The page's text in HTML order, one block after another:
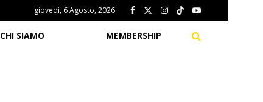
giovedì, 6 Agosto, 2026
CHI SIAMO MEMBERSHIP